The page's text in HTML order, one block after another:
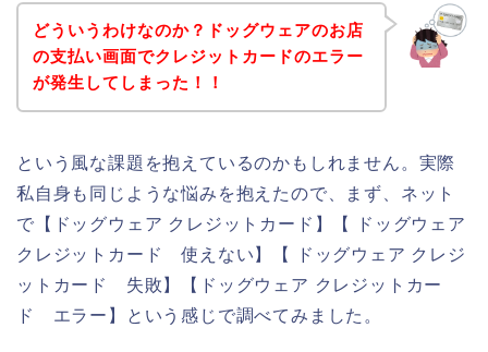
どういうわけなのか？ドッグウェアのお店
の支払い画面でクレジットカードのエラー
が発生してしまった！！
という風な課題を抱えているのかもしれません。実際
私自身も同じような悩みを抱えたので、まず、ネット
で【ドッグウェア クレジットカード】【 ドッグウェア
クレジットカード 使えない】【 ドッグウェア クレジ
ットカード 失敗】【ドッグウェア クレジットカー
ド エラー】という感じで調べてみました。